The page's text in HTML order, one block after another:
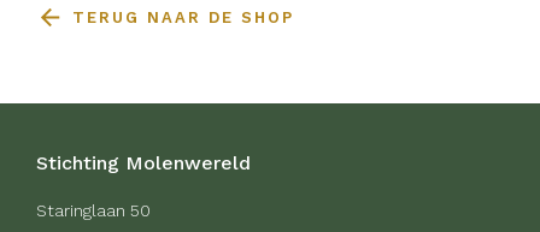
TERUG NAAR DE SHOP
Stichting Molenwereld
Staringlaan 50